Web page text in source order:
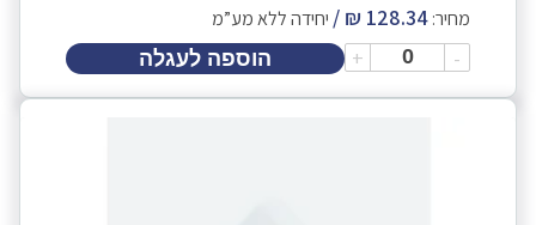
מחיר: יחידה ללא מע”מ
-
+ הוספה לעגלה